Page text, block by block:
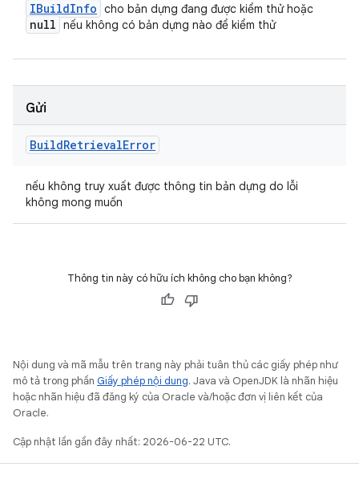
IBuildInfo cho bản dựng đang được kiểm thử hoặc
null nếu không có bản dựng nào để kiểm thử
Gửi
BuildRetrievalError
nếu không truy xuất được thông tin bản dựng do lỗi
không mong muốn
Thông tin này có hữu ích không cho bạn không?
Nội dung và mã mẫu trên trang này phải tuân thủ các giấy phép như
mô tả trong phần Giấy phép nội dung. Java và OpenJDK là nhãn hiệu
hoặc nhãn hiệu đã đăng ký của Oracle và/hoặc đơn vị liên kết của
Oracle.
Cập nhật lần gần đây nhất: 2026-06-22 UTC.